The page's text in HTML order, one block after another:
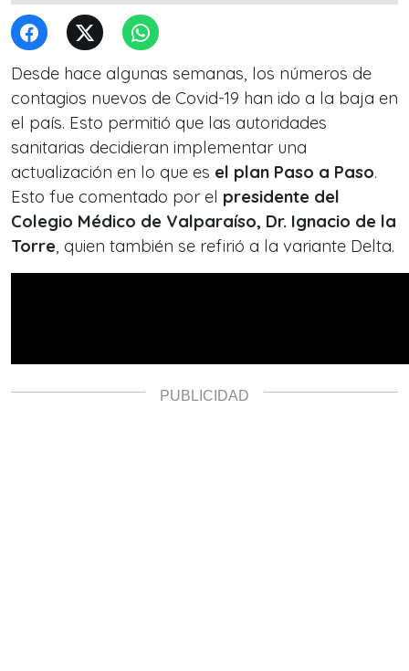
Desde hace algunas semanas, los números de
contagios nuevos de Covid-19 han ido a la baja en
el país. Esto permitió que las autoridades
sanitarias decidieran implementar una
actualización en lo que es el plan Paso a Paso.
Esto fue comentado por el presidente del
Colegio Médico de Valparaíso, Dr. Ignacio de la
Torre, quien también se refirió a la variante Delta.